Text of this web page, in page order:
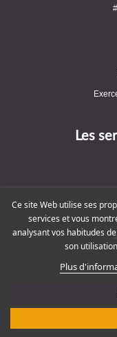
Les
Ce site Web utilise ses
services et vous
analysant vos habitudes
son
Plus